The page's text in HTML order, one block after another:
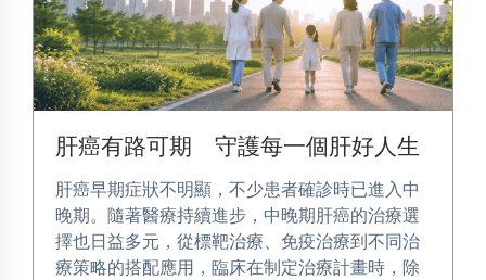
肝癌有路可期 守護每一個肝好人生
肝癌早期症狀不明顯，不少患者確診時已進入中
晚期。隨著醫療持續進步，中晚期肝癌的治療選
擇也日益多元，從標靶治療、免疫治療到不同治
療策略的搭配應用，臨床在制定治療計畫時，除